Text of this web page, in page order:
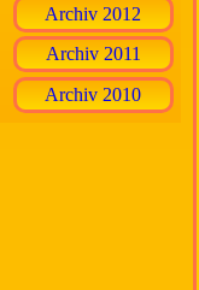
Archiv 2012
Archiv 2011
Archiv 2010